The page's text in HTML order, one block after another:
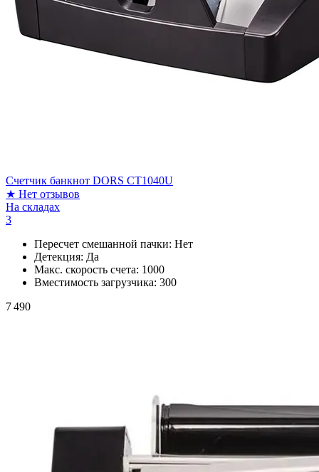
Счетчик банкнот DORS CT1040U
★ Нет отзывов
На складах
3
Пересчет смешанной пачки: Нет
Детекция: Да
Макс. скорость счета: 1000
Вместимость загрузчика: 300
7 490